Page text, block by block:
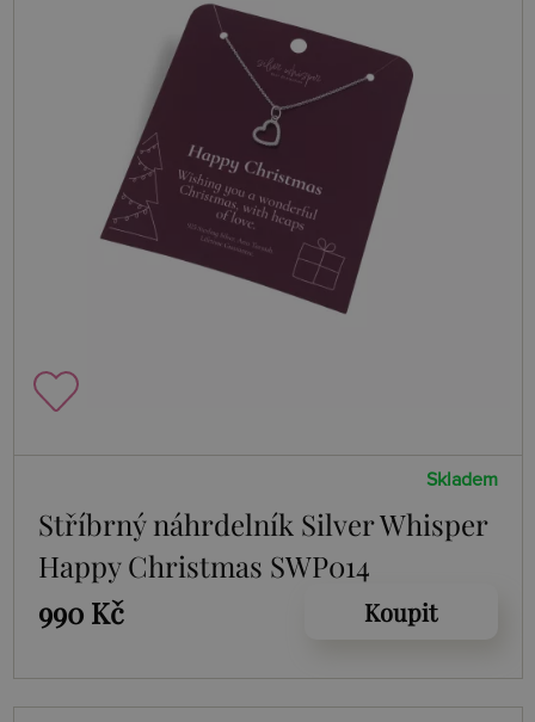
Skladem
Stříbrný náhrdelník Silver Whisper
Happy Christmas SWP014
990 Kč
Koupit